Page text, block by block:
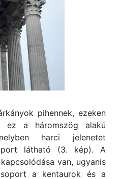
pihennek, ezeken
ez a háromszög alakú
harci jelenetet
látható (3. kép). A
van, ugyanis
a kentaurok és a